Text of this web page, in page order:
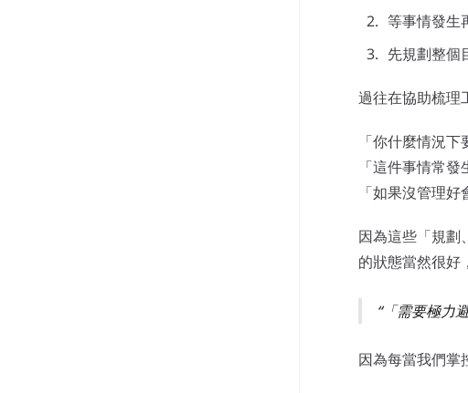
等事情發生
先規劃整個
過往在協助梳理
「你什麼情況下
「這件事情常發
「如果沒管理好
因為這些「規劃
的狀態當然很好
「需要極力
因為每當我們掌